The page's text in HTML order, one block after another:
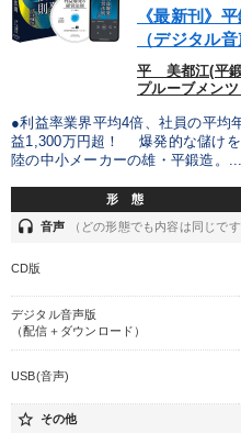
《最新刊》
（デジタル
平 美都江(平
プルーブメン
●利益率業界平均4倍、社員の平
益1,300万円超！ 爆発的な儲け
陸の中小メーカーの雄・平鍛造。...
形 態
headset 音声 （どの形態でも内容は同じです
CD版
デジタル音声版
（配信＋ダウンロード）
USB(音声)
star_border その他